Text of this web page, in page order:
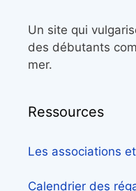
Un site qui
des débutants
mer.
Ressources
Les associations
Calendrier des